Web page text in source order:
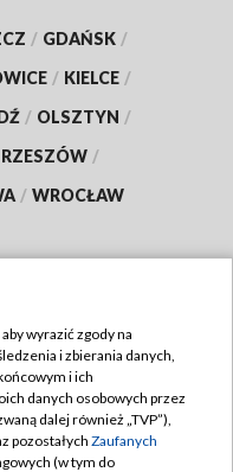
/ GDAŃSK /
/ KIELCE /
/ OLSZTYN /
RZESZÓW /
/ WROCŁAW
wyrazić zgody na
i zbierania danych,
i ich
danych osobowych przez
dalej również „TVP”),
pozostałych Zaufanych
(w tym do